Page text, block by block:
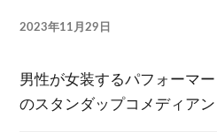
2023年11月29日
男性が女装するパフォーマ
のスタンダップコメディア